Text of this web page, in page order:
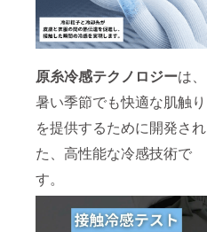
原糸冷感テクノロジーは、
暑い季節でも快適な肌触り
を提供するために開発され
た、高性能な冷感技術で
す。